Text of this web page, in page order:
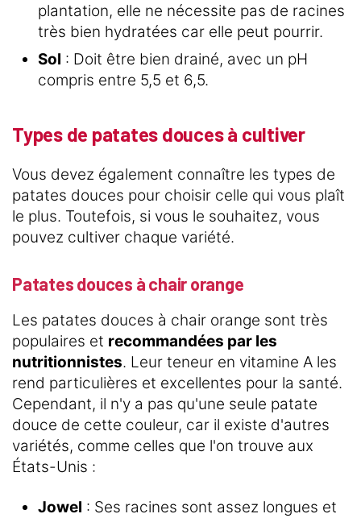
plantation, elle ne nécessite pas de racines
très bien hydratées car elle peut pourrir.
Sol : Doit être bien drainé, avec un pH
compris entre 5,5 et 6,5.
Types de patates douces à cultiver
Vous devez également connaître les types de
patates douces pour choisir celle qui vous plaît
le plus. Toutefois, si vous le souhaitez, vous
pouvez cultiver chaque variété.
Patates douces à chair orange
Les patates douces à chair orange sont très
populaires et recommandées par les
nutritionnistes. Leur teneur en vitamine A les
rend particulières et excellentes pour la santé.
Cependant, il n'y a pas qu'une seule patate
douce de cette couleur, car il existe d'autres
variétés, comme celles que l'on trouve aux
États-Unis :
Jowel : Ses racines sont assez longues et